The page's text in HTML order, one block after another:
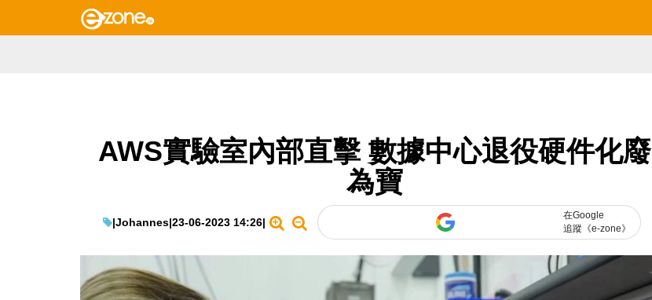
AWS實驗室內部直擊 數據中心退役硬件化廢
為寶
|Johannes|23-06-2023 14:26|
在Google
追蹤《e-zone》